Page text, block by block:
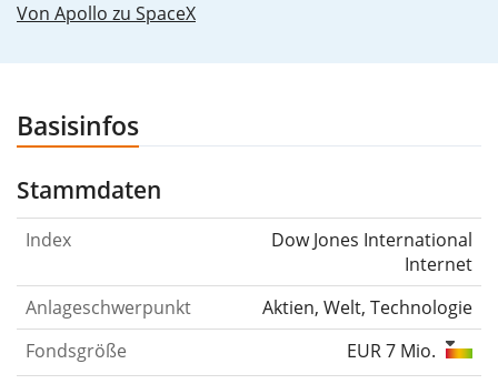
Von Apollo zu SpaceX
Basisinfos
Stammdaten
Index
Dow Jones International
Internet
Anlageschwerpunkt
Aktien, Welt, Technologie
Fondsgröße
EUR 7 Mio.